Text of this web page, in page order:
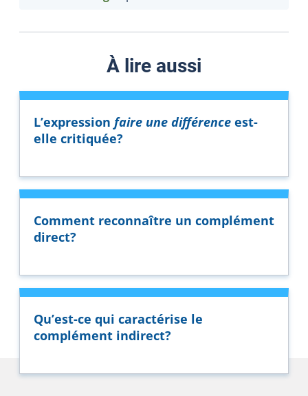
À lire aussi
L’expression faire une différence est-
elle critiquée?
Comment reconnaître un complément
direct?
Qu’est-ce qui caractérise le
complément indirect?